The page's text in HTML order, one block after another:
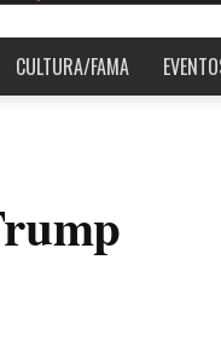
CULTURA/FAMA